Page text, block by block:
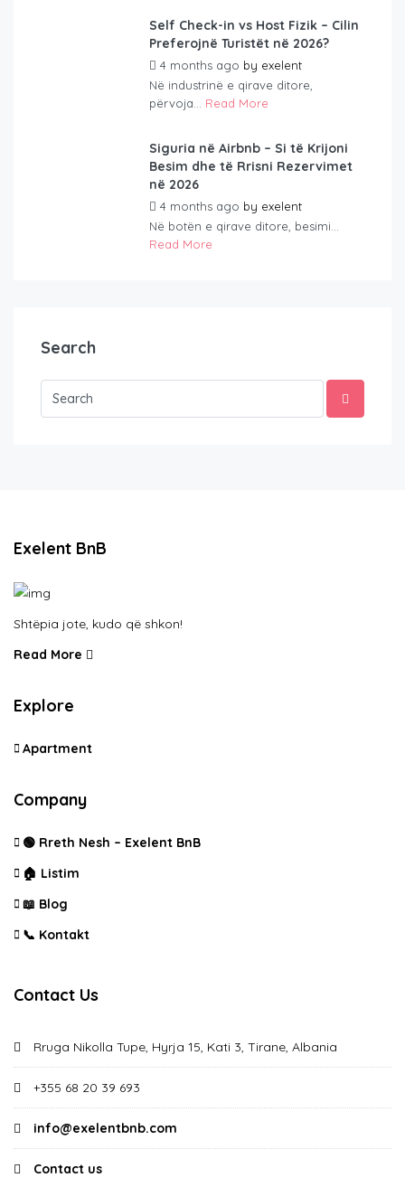
Self Check-in vs Host Fizik – Cilin
Preferojnë Turistët në 2026?
4 months ago by exelent
Në industrinë e qirave ditore,
përvoja... Read More
Siguria në Airbnb – Si të Krijoni
Besim dhe të Rrisni Rezervimet
në 2026
4 months ago by exelent
Në botën e qirave ditore, besimi...
Read More
Search
Exelent BnB
Shtëpia jote, kudo që shkon!
Read More
Explore
Apartment
Company
🟢 Rreth Nesh – Exelent BnB
🏠 Listim
📖 Blog
📞 Kontakt
Contact Us
Rruga Nikolla Tupe, Hyrja 15, Kati 3, Tirane, Albania
+355 68 20 39 693
info@exelentbnb.com
Contact us